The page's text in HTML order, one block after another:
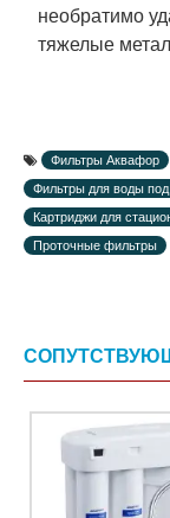
необратимо
тяжелые
Фильтры Аквафор
Фильтры для воды
Картриджи для
Проточные фильтры